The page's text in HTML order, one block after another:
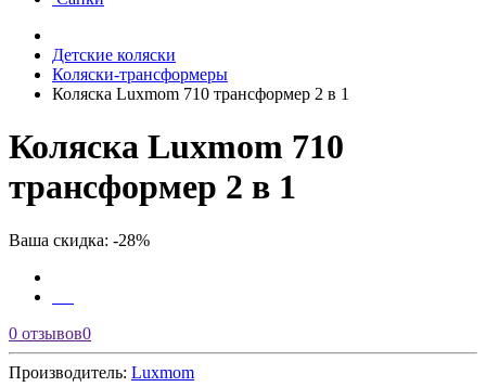
Детские коляски
Коляски-трансформеры
Коляска Luxmom 710 трансформер 2 в 1
Коляска Luxmom 710
трансформер 2 в 1
Ваша скидка: -28%
0 отзывов0
Производитель: Luxmom